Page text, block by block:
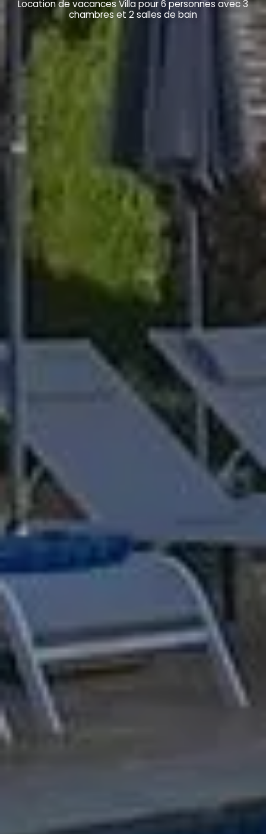
Location de vacances Villa pour 6 personnes avec 3
chambres et 2 salles de bain